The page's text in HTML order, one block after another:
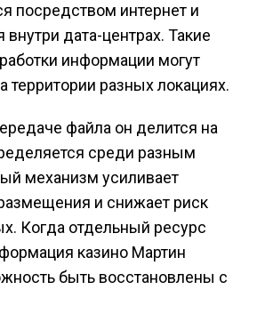
посредством интернет и
дата-центрах. Такие
информации могут
территории разных локациях.
файла он делится на
среди разным
механизм усиливает
и снижает риск
Когда отдельный ресурс
казино Мартин
быть восстановлены с